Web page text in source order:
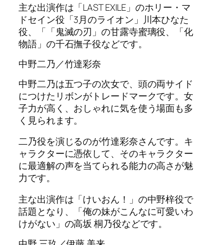
主な出演作は「LAST EXILE」のホリー・マ
ドセイン役「3月のライオン」川本ひなた
役、「「鬼滅の刃」の甘露寺蜜璃役、「化
物語」の千石撫子役などです。
中野二乃／竹達彩奈
中野二乃は五つ子の次女で、頭の両サイド
につけたリボンがトレードマークです。女
子力が高く、おしゃれに気を使う場面も多
く見られます。
二乃役を演じるのが竹達彩奈さんです。キ
ャラクターに憑依して、そのキャラクター
に最適解の声を当てられる能力の高さが魅
力です。
主な出演作は「けいおん！」の中野梓役で
話題となり、「俺の妹がこんなに可愛いわ
けがない」の高坂 桐乃役などです。